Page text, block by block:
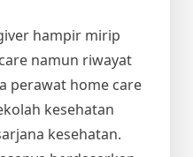
hampir mirip
namun riwayat
perawat home care
kesehatan
kesehatan.